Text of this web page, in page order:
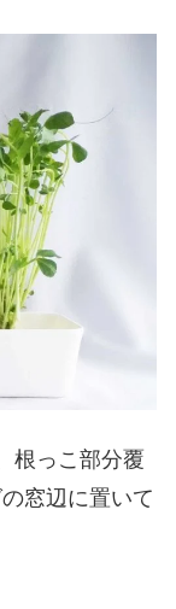
根っこ部分覆
窓辺に置いて